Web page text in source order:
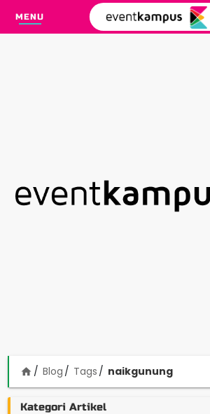
MENU
home Blog Tags naikgunung
Kategori Artikel